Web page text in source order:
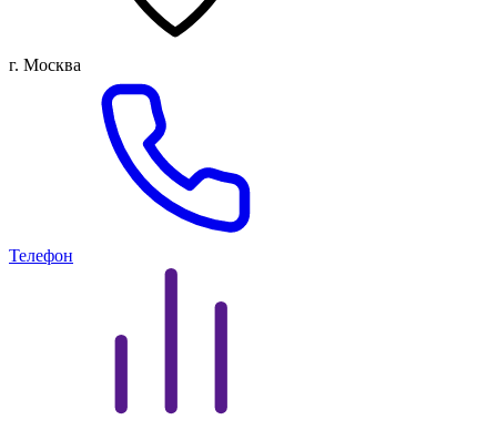
г. Москва
Телефон